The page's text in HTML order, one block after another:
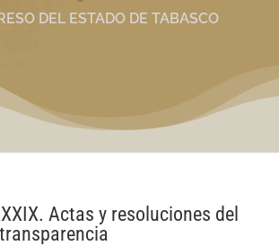
DEL ESTADO DE TABASCO
Actas y resoluciones del